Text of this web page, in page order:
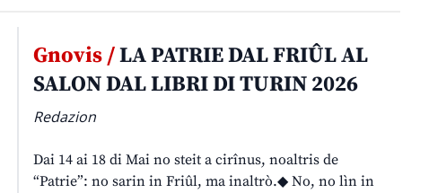
Gnovis /LA PATRIE DAL FRIÛL AL
SALON DAL LIBRI DI TURIN 2026
Redazion
Dai 14 ai 18 di Mai no steit a cirînus, noaltris de
“Patrie”: no sarin in Friûl, ma inaltrò.◆ No, no lìn in